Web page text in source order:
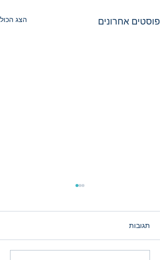
פוסטים אחרונים הצג הכול
תגובות